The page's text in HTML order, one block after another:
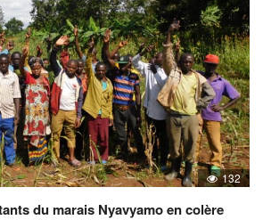
132
du marais Nyavyamo en colère